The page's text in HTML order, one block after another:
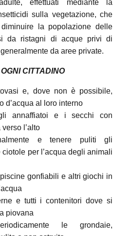
effettuati mediante la
sulla vegetazione, che
la popolazione delle
da ristagni di acque privi di
da aree private.
CITTADINO
e, dove non è possibile,
d’acqua al loro interno
annaffiatoi e i secchi con
verso l’alto
e tenere puliti gli
per l’acqua degli animali
gonfiabili e altri giochi in
e tutti i contenitori dove si
piovana
le grondaie,